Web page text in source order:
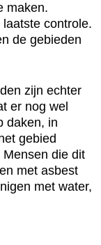
maken.
controle.
de gebieden
zijn echter
er nog wel
daken, in
gebied
die dit
met asbest
met water,